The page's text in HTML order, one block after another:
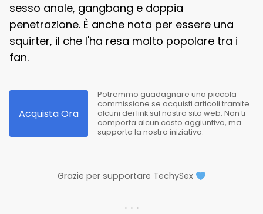
sesso anale, gangbang e doppia
penetrazione. È anche nota per essere una
squirter, il che l'ha resa molto popolare tra i
fan.
Acquista Ora
Potremmo guadagnare una piccola
commissione se acquisti articoli tramite
alcuni dei link sul nostro sito web. Non ti
comporta alcun costo aggiuntivo, ma
supporta la nostra iniziativa.
Grazie per supportare TechySex
. . .